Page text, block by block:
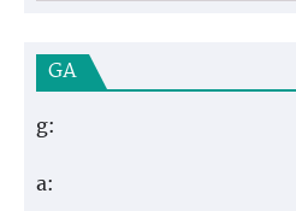
GA
g:
a: